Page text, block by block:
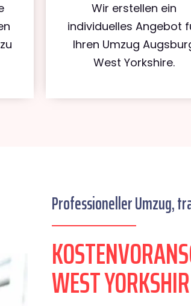
Wir erstellen ein
individuelles Angebot
Ihren Umzug
West Yorkshire.
Professioneller Umzug,
WEST